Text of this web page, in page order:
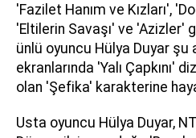
'Fazilet Hanım ve Kızları',
'Eltilerin Savaşı' ve 'Azizler'
ünlü oyuncu Hülya Duyar şu
ekranlarında 'Yalı Çapkını'
olan 'Şefika' karakterine
Usta oyuncu Hülya Duyar,